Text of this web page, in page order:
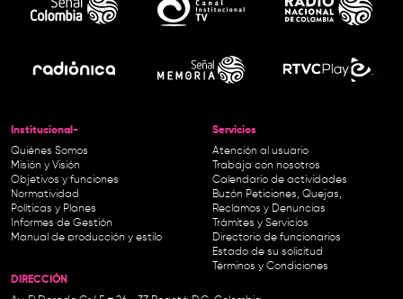
Institucional-
Quiénes Somos
Misión y Visión
Objetivos y funciones
Normatividad
Políticas y Planes
Informes de Gestión
Manual de producción y estilo
Servicios
Atención al usuario
Trabaja con nosotros
Calendario de actividades
Buzón Peticiones, Quejas,
Reclamos y Denuncias
Trámites y Servicios
Directorio de funcionarios
Estado de su solicitud
Términos y Condiciones
DIRECCIÓN